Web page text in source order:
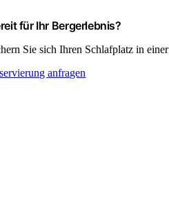
für Ihr Bergerlebnis?
Sie sich Ihren Schlafplatz in
anfragen